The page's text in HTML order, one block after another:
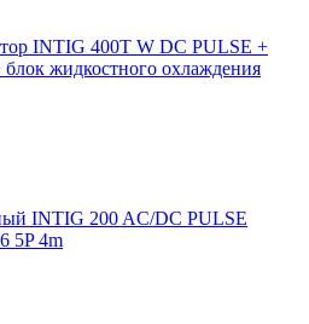
INTIG 400T W DC PULSE +
жидкостного охлаждения
INTIG 200 AC/DC PULSE
5P 4m